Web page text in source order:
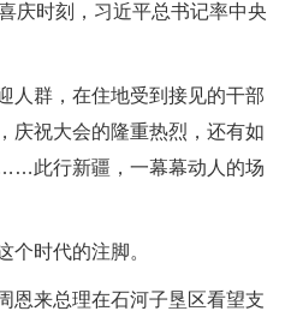
时刻，习近平总书记率中央
群，在住地受到接见的干部
庆祝大会的隆重热烈，还有如
此行新疆，一幕幕动人的场
时代的注脚。
来总理在石河子垦区看望支